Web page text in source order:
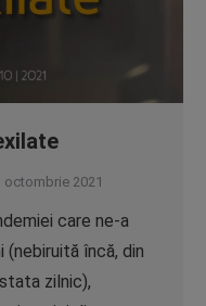
octombrie 2021
care ne-a
încă, din
zilnic),